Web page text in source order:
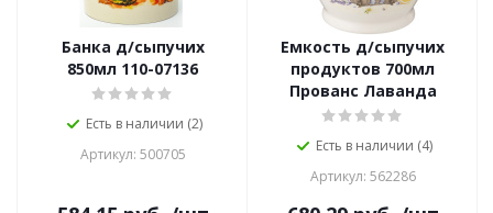
Банка д/сыпучих
850мл 110-07136
Есть в наличии (2)
Артикул: 500705
Емкость д/сыпучих
продуктов 700мл
Прованс Лаванда
Есть в наличии (4)
Артикул: 562286